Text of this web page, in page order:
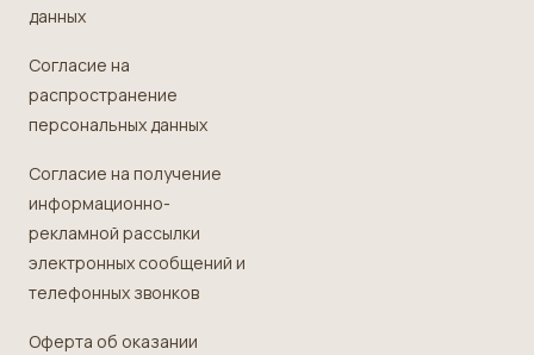
данных
Согласие на
распространение
персональных данных
Согласие на получение
информационно-
рекламной рассылки
электронных сообщений и
телефонных звонков
Оферта об оказании